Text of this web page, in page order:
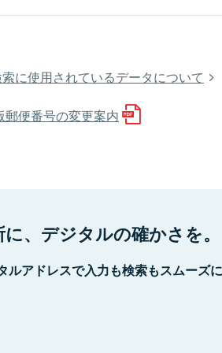
に使用されているデータについて
郵便番号の変更案内
、デジタルの確かさを。
ルアドレスで入力も検索もスムーズ